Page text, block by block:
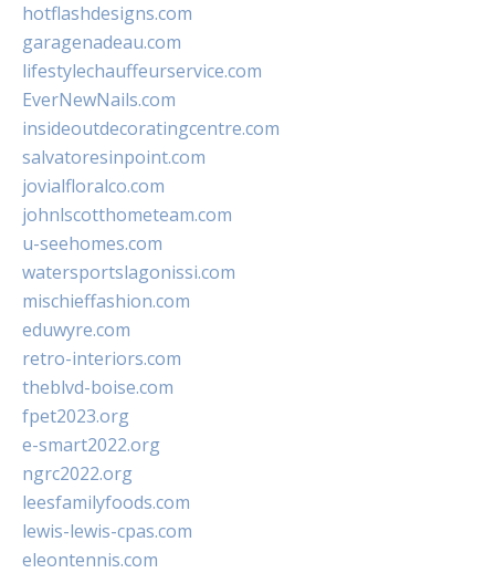
hotflashdesigns.com
garagenadeau.com
lifestylechauffeurservice.com
EverNewNails.com
insideoutdecoratingcentre.com
salvatoresinpoint.com
jovialfloralco.com
johnlscotthometeam.com
u-seehomes.com
watersportslagonissi.com
mischieffashion.com
eduwyre.com
retro-interiors.com
theblvd-boise.com
fpet2023.org
e-smart2022.org
ngrc2022.org
leesfamilyfoods.com
lewis-lewis-cpas.com
eleontennis.com